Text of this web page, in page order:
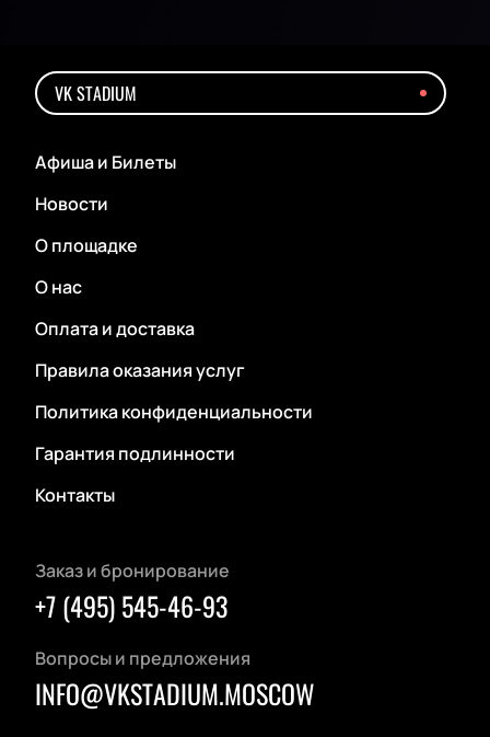
VK STADIUM
Афиша и Билеты
Новости
О площадке
О нас
Оплата и доставка
Правила оказания услуг
Политика конфиденциальности
Гарантия подлинности
Контакты
Заказ и бронирование
+7 (495) 545-46-93
Вопросы и предложения
INFO@VKSTADIUM.MOSCOW